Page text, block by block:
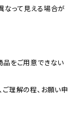
なって見える場合が
品をご用意できない
ご理解の程、お願い申